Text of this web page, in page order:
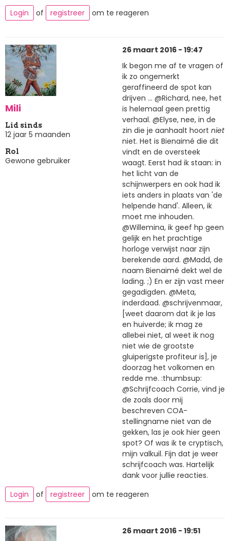
Login
of registreer om te reageren
Mili
Lid sinds
12 jaar 5 maanden
Rol
Gewone gebruiker
26 maart 2016 - 19:47
Ik begon me af te vragen of
ik zo ongemerkt
geraffineerd de spot kan
drijven ... @Richard, nee, het
is helemaal geen prettig
verhaal. @Elyse, nee, in de
zin die je aanhaalt hoort niet
niet. Het is Bienaimé die dit
vindt en de oversteek
waagt. Eerst had ik staan: in
het licht van de
schijnwerpers en ook had ik
iets anders in plaats van 'de
helpende hand'. Alleen, ik
moet me inhouden.
@Willemina, ik geef hp geen
gelijk en het prachtige
horloge verwijst naar zijn
berekende aard. @Madd, de
naam Bienaimé dekt wel de
lading. ;) En er zijn vast meer
gegadigden. @Meta,
inderdaad. @schrijvenmaar,
[weet daarom dat ik je las
en huiverde; ik mag ze
allebei niet, al weet ik nog
niet wie de grootste
gluiperigste profiteur is], je
doorzag het volkomen en
redde me. :thumbsup:
@Schrijfcoach Corrie, vind je
de zoals door mij
beschreven COA-
stellingname niet van de
gekken, las je ook hier geen
spot? Of was ik te cryptisch,
mijn valkuil. Fijn dat je weer
schrijfcoach was. Hartelijk
dank voor jullie reacties.
Login
of registreer om te reageren
26 maart 2016 - 19:51